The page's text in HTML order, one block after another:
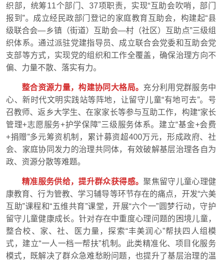
织部，统筹11个部门、37项职责，实现“互助会吹哨，部门
报到”。成立经民政部门登记的家庭教育互助会，构建起“县
级联合会—乡镇（街道）互助会—村（社区）互助点”三级组
织体系。通过派驻党建指导员、成立联合会党委和互助会党
支部等方式，实现党的组织和工作全覆盖，确保治理方向不
偏、力量不散、落实有力。
整合资源力量，构建协同大格局。 充分利用党群服务中
心、新时代文明实践站等阵地，让留守儿童“有地可去”。号
召教师、返乡大学生、在家家长等参与互助工作，构建“家长
管理+志愿服务+护学保障”三级服务体系。建立“基金+会费
+捐赠”多元筹资机制，累计募资超400万元，形成政府、社
会、家庭协同发力的治理共同体，有效破解基层治理各自为
政、资源分散等难题。
精准服务供给，提升群众获得感。聚焦留守儿童心理健
康教育、行为管教、学习辅导等环节存在的痛点，开发“六美
互助”课程和“五维共育”课堂，开展“六个一”圆梦行动，守护
留守儿童健康成长。针对存在中重度心理问题的困境儿童，
整合校、家、社、医力量，探索“丰美润心”帮扶四人组模
式，建立“一人一档一帮扶”机制。此类精准化、项目化服务
模式，既解决了群众急难愁盼问题，也提升了基层治理的温